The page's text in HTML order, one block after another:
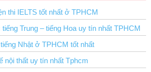
thi IELTS tốt nhất ở TPHCM
tiếng Trung – tiếng Hoa uy tín nhất TPHCM
Nhật ở TPHCM tốt nhất
nội thất uy tín nhất Tphcm